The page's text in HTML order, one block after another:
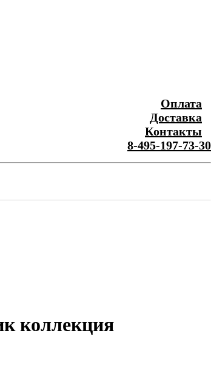
Оплата
Доставка
Контакты
8-495-197-73-30
коллекция